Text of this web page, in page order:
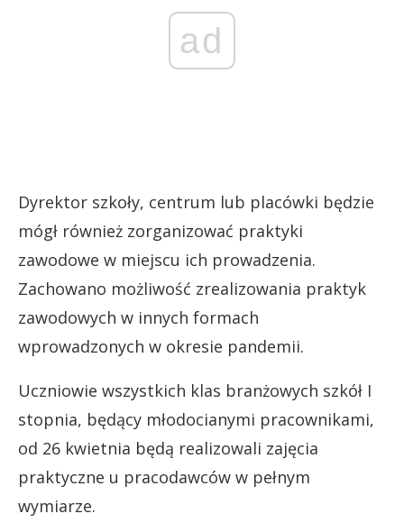
ad
Dyrektor szkoły, centrum lub placówki będzie
mógł również zorganizować praktyki
zawodowe w miejscu ich prowadzenia.
Zachowano możliwość zrealizowania praktyk
zawodowych w innych formach
wprowadzonych w okresie pandemii.
Uczniowie wszystkich klas branżowych szkół I
stopnia, będący młodocianymi pracownikami,
od 26 kwietnia będą realizowali zajęcia
praktyczne u pracodawców w pełnym
wymiarze.